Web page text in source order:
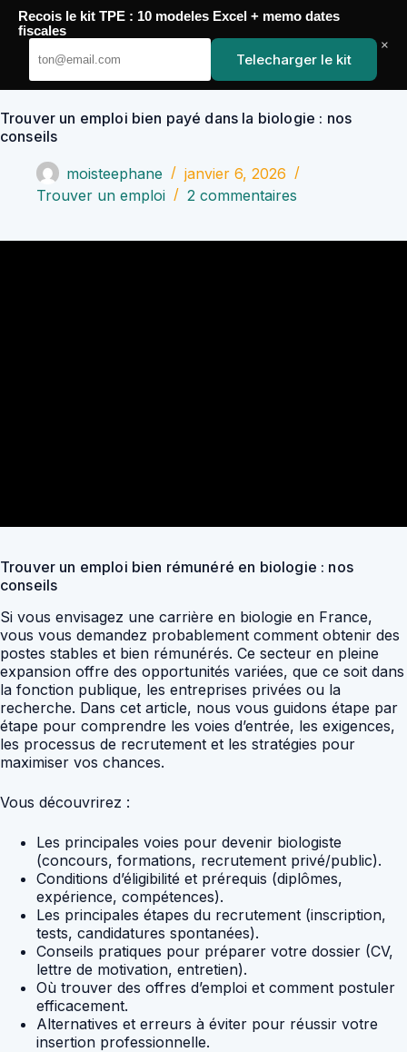
Passer
contenu
YoupiJobs
Trouver un emploi bien payé dans la biologie : nos
conseils
moisteephane
janvier 6, 2026
Trouver un emploi
2 commentaires
Trouver un emploi bien rémunéré en biologie : nos
conseils
Si vous envisagez une carrière en biologie en France,
vous vous demandez probablement comment obtenir des
postes stables et bien rémunérés. Ce secteur en pleine
expansion offre des opportunités variées, que ce soit dans
la fonction publique, les entreprises privées ou la
recherche. Dans cet article, nous vous guidons étape par
étape pour comprendre les voies d’entrée, les exigences,
les processus de recrutement et les stratégies pour
maximiser vos chances.
Vous découvrirez :
Les principales voies pour devenir biologiste
(concours, formations, recrutement privé/public).
Conditions d’éligibilité et prérequis (diplômes,
expérience, compétences).
Les principales étapes du recrutement (inscription,
tests, candidatures spontanées).
Conseils pratiques pour préparer votre dossier (CV,
lettre de motivation, entretien).
Où trouver des offres d’emploi et comment postuler
efficacement.
Alternatives et erreurs à éviter pour réussir votre
insertion professionnelle.
Recois le kit TPE : 10 modeles Excel + memo dates
fiscales
Telecharger le kit
×